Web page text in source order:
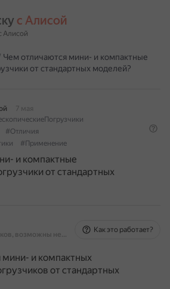
с Алисой
Алисой
Чем отличаются мини- и компактные
от стандартных моделей?
7 мая
#Отличия
#Применение
и компактные
от стандартных
На основе источников, возможны неточности
Как это работает?
и компактных
от стандартных